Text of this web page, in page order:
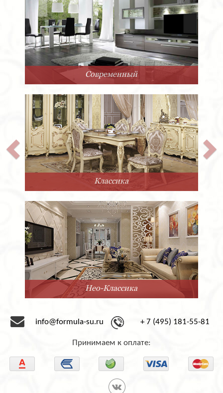
Современный
Нео-Классика
info@formula-su.ru + 7 (495) 181-55-81
Принимаем к оплате: